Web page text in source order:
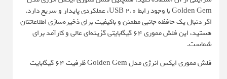
Golden Gem با وجود رابط USB 2.0، عملکردی پایدار و سریع دارد.
اگر دنبال یک حافظه جانبی مطمئن و باکیفیت برای ذخیره‌سازی اطلاعاتتان
هستید، این فلش مموری ۶۴ گیگابایتی گزینه‌ای عالی و کارآمد برای
شماست.
فلش مموری ایکس انرژی مدل Golden Gem ظرفیت 64 گیگابایت